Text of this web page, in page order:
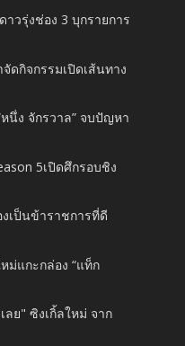
วรุ่งช่อง 3 บุกรายการ
ดกิจกรรมเปิดเส้นทาง
นึ่ง จักรวาล” จบปัญหา
5เปิดศึกรอบชิง
เป็นข้าราชการที่ดี
ม่แกะกล่อง “แท็ก
ลย" ซิงเกิ้ลใหม่ จาก